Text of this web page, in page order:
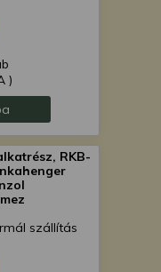
)
RKB-
szállítás